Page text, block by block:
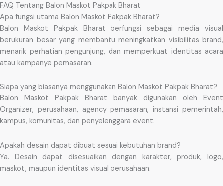
FAQ Tentang Balon Maskot Pakpak Bharat
Apa fungsi utama Balon Maskot Pakpak Bharat?
Balon Maskot Pakpak Bharat berfungsi sebagai media visual
berukuran besar yang membantu meningkatkan visibilitas brand,
menarik perhatian pengunjung, dan memperkuat identitas acara
atau kampanye pemasaran.
Siapa yang biasanya menggunakan Balon Maskot Pakpak Bharat?
Balon Maskot Pakpak Bharat banyak digunakan oleh Event
Organizer, perusahaan, agency pemasaran, instansi pemerintah,
kampus, komunitas, dan penyelenggara event.
Apakah desain dapat dibuat sesuai kebutuhan brand?
Ya. Desain dapat disesuaikan dengan karakter, produk, logo,
maskot, maupun identitas visual perusahaan.